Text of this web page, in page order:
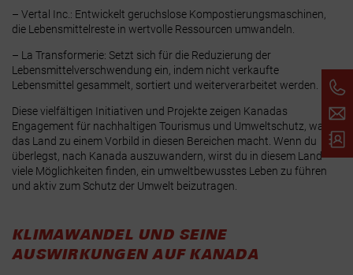
– Vertal Inc.: Entwickelt geruchslose Kompostierungsmaschinen,
die Lebensmittelreste in wertvolle Ressourcen umwandeln.
– La Transformerie: Setzt sich für die Reduzierung der
Lebensmittelverschwendung ein, indem nicht verkaufte
Lebensmittel gesammelt, sortiert und weiterverarbeitet werden.
Diese vielfältigen Initiativen und Projekte zeigen Kanadas
Engagement für nachhaltigen Tourismus und Umweltschutz, was
das Land zu einem Vorbild in diesen Bereichen macht. Wenn du
überlegst, nach Kanada auszuwandern, wirst du in diesem Land
viele Möglichkeiten finden, ein umweltbewusstes Leben zu führen
und aktiv zum Schutz der Umwelt beizutragen.
KLIMAWANDEL UND SEINE
AUSWIRKUNGEN AUF KANADA